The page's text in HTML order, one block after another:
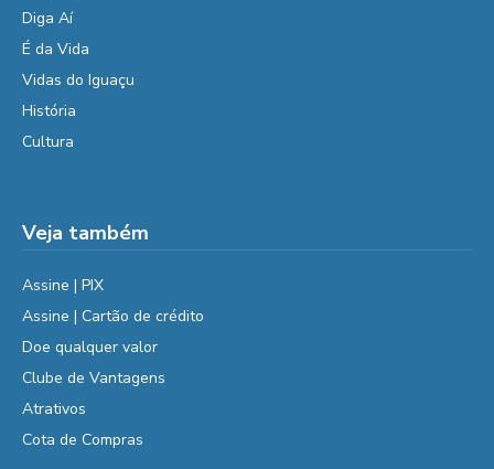
Diga Aí
É da Vida
Vidas do Iguaçu
História
Cultura
Veja também
Assine | PIX
Assine | Cartão de crédito
Doe qualquer valor
Clube de Vantagens
Atrativos
Cota de Compras